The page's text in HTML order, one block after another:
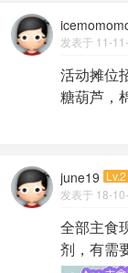
发表于 11-
活动摊位
糖葫芦，
june19 Lv.2
发表于 18-
全部主食
剂，有需